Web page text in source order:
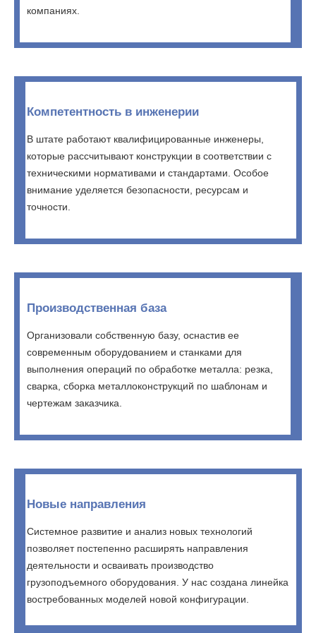
компаниях.
Компетентность в инженерии
В штате работают квалифицированные инженеры,
которые рассчитывают конструкции в соответствии с
техническими нормативами и стандартами. Особое
внимание уделяется безопасности, ресурсам и
точности.
Производственная база
Организовали собственную базу, оснастив ее
современным оборудованием и станками для
выполнения операций по обработке металла: резка,
сварка, сборка металлоконструкций по шаблонам и
чертежам заказчика.
Новые направления
Системное развитие и анализ новых технологий
позволяет постепенно расширять направления
деятельности и осваивать производство
грузоподъемного оборудования. У нас создана линейка
востребованных моделей новой конфигурации.